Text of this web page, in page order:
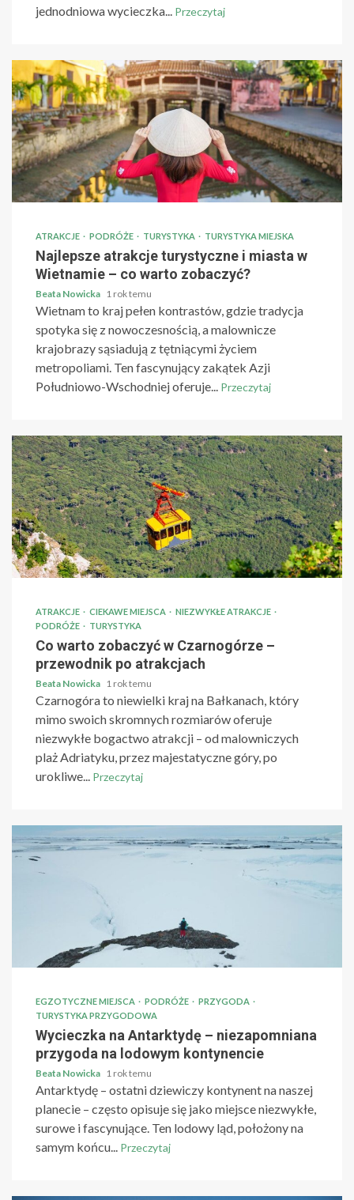
jednodniowa wycieczka...
Przeczytaj
ATRAKCJE PODRÓŻE TURYSTYKA TURYSTYKA MIEJSKA
Najlepsze atrakcje turystyczne i miasta w
Wietnamie – co warto zobaczyć?
Beata Nowicka 1 rok temu
Wietnam to kraj pełen kontrastów, gdzie tradycja
spotyka się z nowoczesnością, a malownicze
krajobrazy sąsiadują z tętniącymi życiem
metropoliami. Ten fascynujący zakątek Azji
Południowo-Wschodniej oferuje...
Przeczytaj
ATRAKCJE CIEKAWE MIEJSCA
NIEZWYKŁE ATRAKCJE
PODRÓŻE
TURYSTYKA
Co warto zobaczyć w Czarnogórze –
przewodnik po atrakcjach
Beata Nowicka 1 rok temu
Czarnogóra to niewielki kraj na Bałkanach, który
mimo swoich skromnych rozmiarów oferuje
niezwykłe bogactwo atrakcji – od malowniczych
plaż Adriatyku, przez majestatyczne góry, po
urokliwe...
Przeczytaj
EGZOTYCZNE MIEJSCA PODRÓŻE
PRZYGODA
TURYSTYKA PRZYGODOWA
Wycieczka na Antarktydę – niezapomniana
przygoda na lodowym kontynencie
Beata Nowicka 1 rok temu
Antarktydę – ostatni dziewiczy kontynent na naszej
planecie – często opisuje się jako miejsce niezwykłe,
surowe i fascynujące. Ten lodowy ląd, położony na
samym końcu...
Przeczytaj